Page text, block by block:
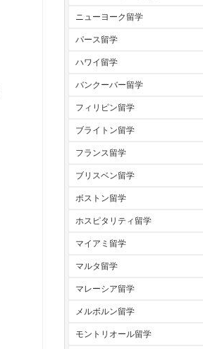
ニューヨーク留学
パース留学
ハワイ留学
バンクーバー留学
フィリピン留学
ブライトン留学
フランス留学
ブリスベン留学
ボストン留学
ホスピタリティ留学
マイアミ留学
マルタ留学
マレーシア留学
メルボルン留学
モントリオール留学